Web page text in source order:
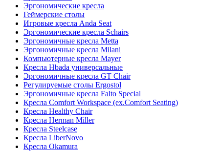
Эргономические кресла
Геймерские столы
Игровые кресла Anda Seat
Эргономические кресла Schairs
Эргономичные кресла Metta
Эргономичные кресла Milani
Компьютерные кресла Mayer
Кресла Hbada универсальные
Эргономичные кресла GT Chair
Регулируемые столы Ergostol
Эргономичные кресла Falto Special
Кресла Comfort Workspace (ex.Comfort Seating)
Кресла Healthy Chair
Кресла Herman Miller
Кресла Steelcase
Кресла LiberNovo
Кресла Okamura